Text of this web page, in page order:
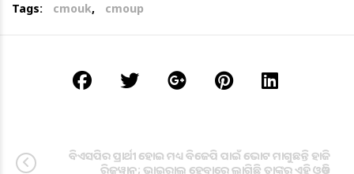
Tags: cmouk, cmoup
ବିଏସପିର ପ୍ରାର୍ଥୀ ହୋଇ ମଧ୍ୟ ବିଜେପି ପାଇଁ ଭୋଟ ମାଗୁଛନ୍ତି ହାଜି
ରିଜୱାନ; ଭାଇରାଲ ହେବାରେ ଲାଗିଛି ତାଙ୍କର ଏହି ଓଡିଓ